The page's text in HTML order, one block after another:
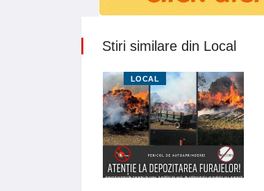
Stiri similare din Local
LOCAL